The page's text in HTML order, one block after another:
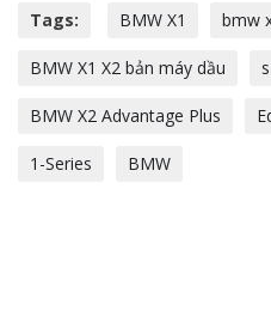
Tags: BMW X1 bmw
BMW X1 X2 bản máy dầu
BMW X2 Advantage Plus
1-Series BMW